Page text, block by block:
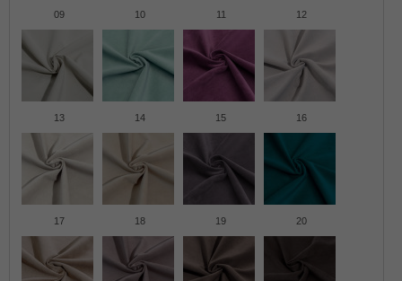
09 10 11 12
13 14 15 16
17 18 19 20